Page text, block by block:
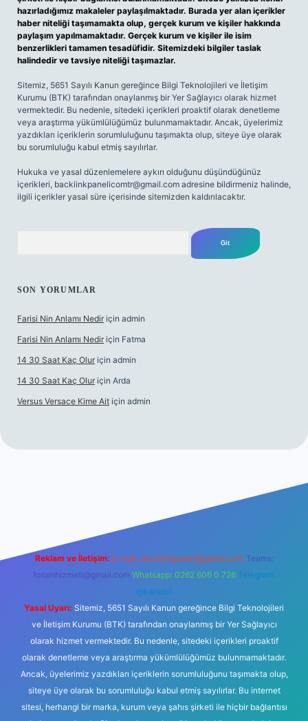
hazırladığımız makaleler paylaşılmaktadır. Burada yer alan içerikler
haber niteliği taşımamakta olup, gerçek kurum ve kişiler hakkında
paylaşım yapılmamaktadır. Gerçek kurum ve kişiler ile isim
benzerlikleri tamamen tesadüfidir. Sitemizdeki bilgiler taslak
halindedir ve tavsiye niteliği taşımazlar.
Sitemiz, 5651 Sayılı Kanun gereğince Bilgi Teknolojileri ve İletişim
Kurumu (BTK) tarafından onaylanmış bir Yer Sağlayıcı olarak hizmet
vermektedir. Bu nedenle, sitedeki içerikleri proaktif olarak denetleme
veya araştırma yükümlülüğümüz bulunmamaktadır. Ancak, üyelerimiz
yazdıkları içeriklerin sorumluluğunu taşımakta olup, siteye üye olarak
bu sorumluluğu kabul etmiş sayılırlar.
Hukuka ve yasal düzenlemelere aykırı olduğunu düşündüğünüz
içerikleri, backlinkpanelicomtr@gmail.com adresine bildirmeniz halinde,
ilgili içerikler yasal süre içerisinde sitemizden kaldırılacaktır.
SON YORUMLAR
Farisi Nin Anlamı Nedir için admin
Farisi Nin Anlamı Nedir için Fatma
14 30 Saat Kaç Olur için admin
14 30 Saat Kaç Olur için Arda
Versus Versace Kime Ait için admin
Reklam ve İletişim: E-mail: backlinkpaneli@gmail.com Teams:
forumhizmeti@gmail.com Whatsapp: 0262 606 0 726 Telegram:
@karabul
Yasal Uyarı: Sitemiz, 5651 Sayılı Kanun gereğince Bilgi Teknolojileri
ve İletişim Kurumu (BTK) tarafından onaylanmış bir Yer Sağlayıcı
olarak hizmet vermektedir. Bu nedenle, sitedeki içerikleri proaktif
olarak denetleme veya araştırma yükümlülüğümüz bulunmamaktadır.
Ancak, üyelerimiz yazdıkları içeriklerin sorumluluğunu taşımakta olup,
siteye üye olarak bu sorumluluğu kabul etmiş sayılırlar. Bu internet
sitesi, herhangi bir marka, kurum veya şahıs şirketi ile hiçbir bağlantısı